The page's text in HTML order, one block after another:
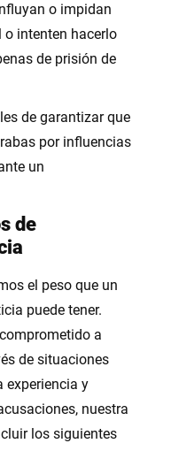
o impidan
intenten hacerlo
de prisión de
de garantizar que
por influencias
un
de
el peso que un
puede tener.
a
de situaciones
experiencia y
nuestra
los siguientes